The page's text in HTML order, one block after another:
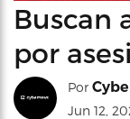
Buscan
por
Por
Jun 12,